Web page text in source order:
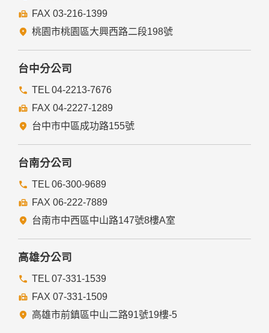
FAX 03-216-1399
桃園市桃園區大興西路二段198號
台中分公司
TEL 04-2213-7676
FAX 04-2227-1289
台中市中區成功路155號
台南分公司
TEL 06-300-9689
FAX 06-222-7889
台南市中西區中山路147號8樓A室
高雄分公司
TEL 07-331-1539
FAX 07-331-1509
高雄市前鎮區中山二路91號19樓-5